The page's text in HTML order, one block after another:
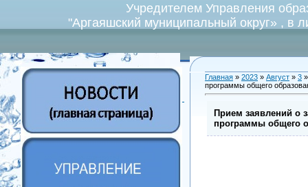
Учредителем Управления
"Аргаяшский муниципальный округ» , в
Главная » 2023 » Август » 3
программы общего
Прием заявлений о
программы общего